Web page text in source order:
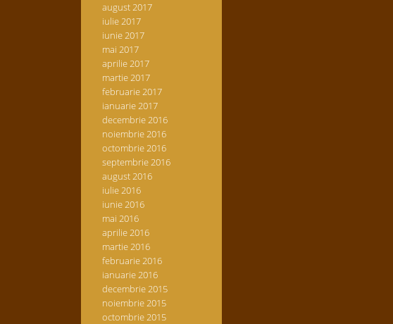
august 2017
iulie 2017
iunie 2017
mai 2017
aprilie 2017
martie 2017
februarie 2017
ianuarie 2017
decembrie 2016
noiembrie 2016
octombrie 2016
septembrie 2016
august 2016
iulie 2016
iunie 2016
mai 2016
aprilie 2016
martie 2016
februarie 2016
ianuarie 2016
decembrie 2015
noiembrie 2015
octombrie 2015